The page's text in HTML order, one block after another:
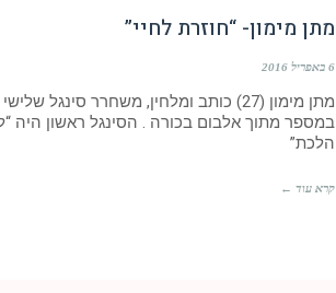
מתן מימון- “חוזרת לחיי”
6 באפריל 2016
מתן מימון (27) כותב ומלחין, משחרר סינגל שלישי
במספר מתוך אלבום בכורה . הסינגל ראשון היה
הלכת”
קרא עוד ←